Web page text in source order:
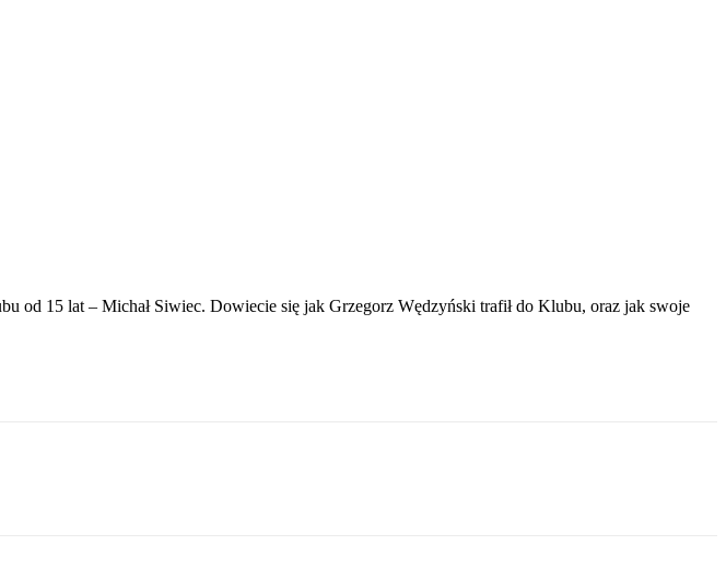
od 15 lat – Michał Siwiec. Dowiecie się jak Grzegorz Wędzyński trafił do Klubu, oraz jak swoje